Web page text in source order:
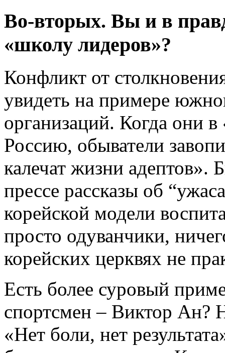
Во-вторых. Вы и в
«школу лидеров»?
Конфликт от
увидеть на примере
организаций. Когда они
Россию, обыватели
калечат жизни адептов».
прессе рассказы об
корейской модели
просто одуванчики,
корейских церквях не
Есть более суровый
спортсмен – Виктор Ан?
«Нет боли, нет